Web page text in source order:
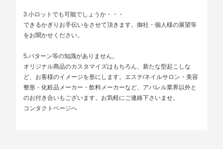
3.小ロットでも可能でしょうか・・・
できるかぎりお手伝いをさせて頂きます。御社・個人様の展望等
をお聞かせください。
5.パターン等の知識がありません。
オリジナル商品のカスタマイズはもちろん、新たな型起こしな
ど、お客様のイメージを形にします。エステ/ネイルサロン・美容
整形・化粧品メーカー・飲料メーカーなど、アパレル業界以外と
のお付き合いもございます。お気軽にご連絡下さいませ。
コンタクトページへ